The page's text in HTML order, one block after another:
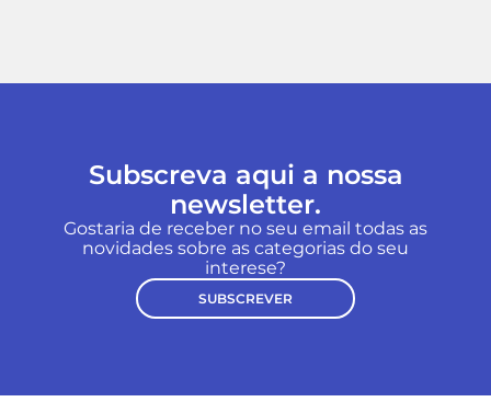
Subscreva aqui a nossa
newsletter.
Gostaria de receber no seu email todas as
novidades sobre as categorias do seu
interese?
SUBSCREVER